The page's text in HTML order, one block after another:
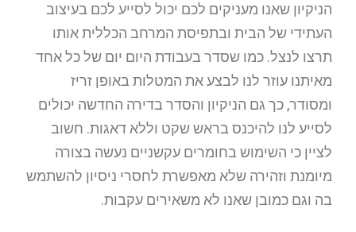
הניקיון שאנו מעניקים לכם יכול לסייע לכם בעיצוב
העתידי של הבית ובתפיסת המרחב הכללית אותו
תרצו לנצל. כמו שסדר בעבודת היום יום של כל אחד
מאיתנו עוזר לנו לבצע את המטלות באופן זריז
ומסודר, כך גם הניקיון והסדר בדירה החדשה יכולים
לסייע לנו להיכנס בראש שקט וללא דאגות. חשוב
לציין כי השימוש בחומרים עקשניים נעשה בצורה
מיומנת וזהירה שלא מאפשרת לחסרי ניסיון להשתמש
בה וגם כמובן שאנו לא משאירים עקבות.